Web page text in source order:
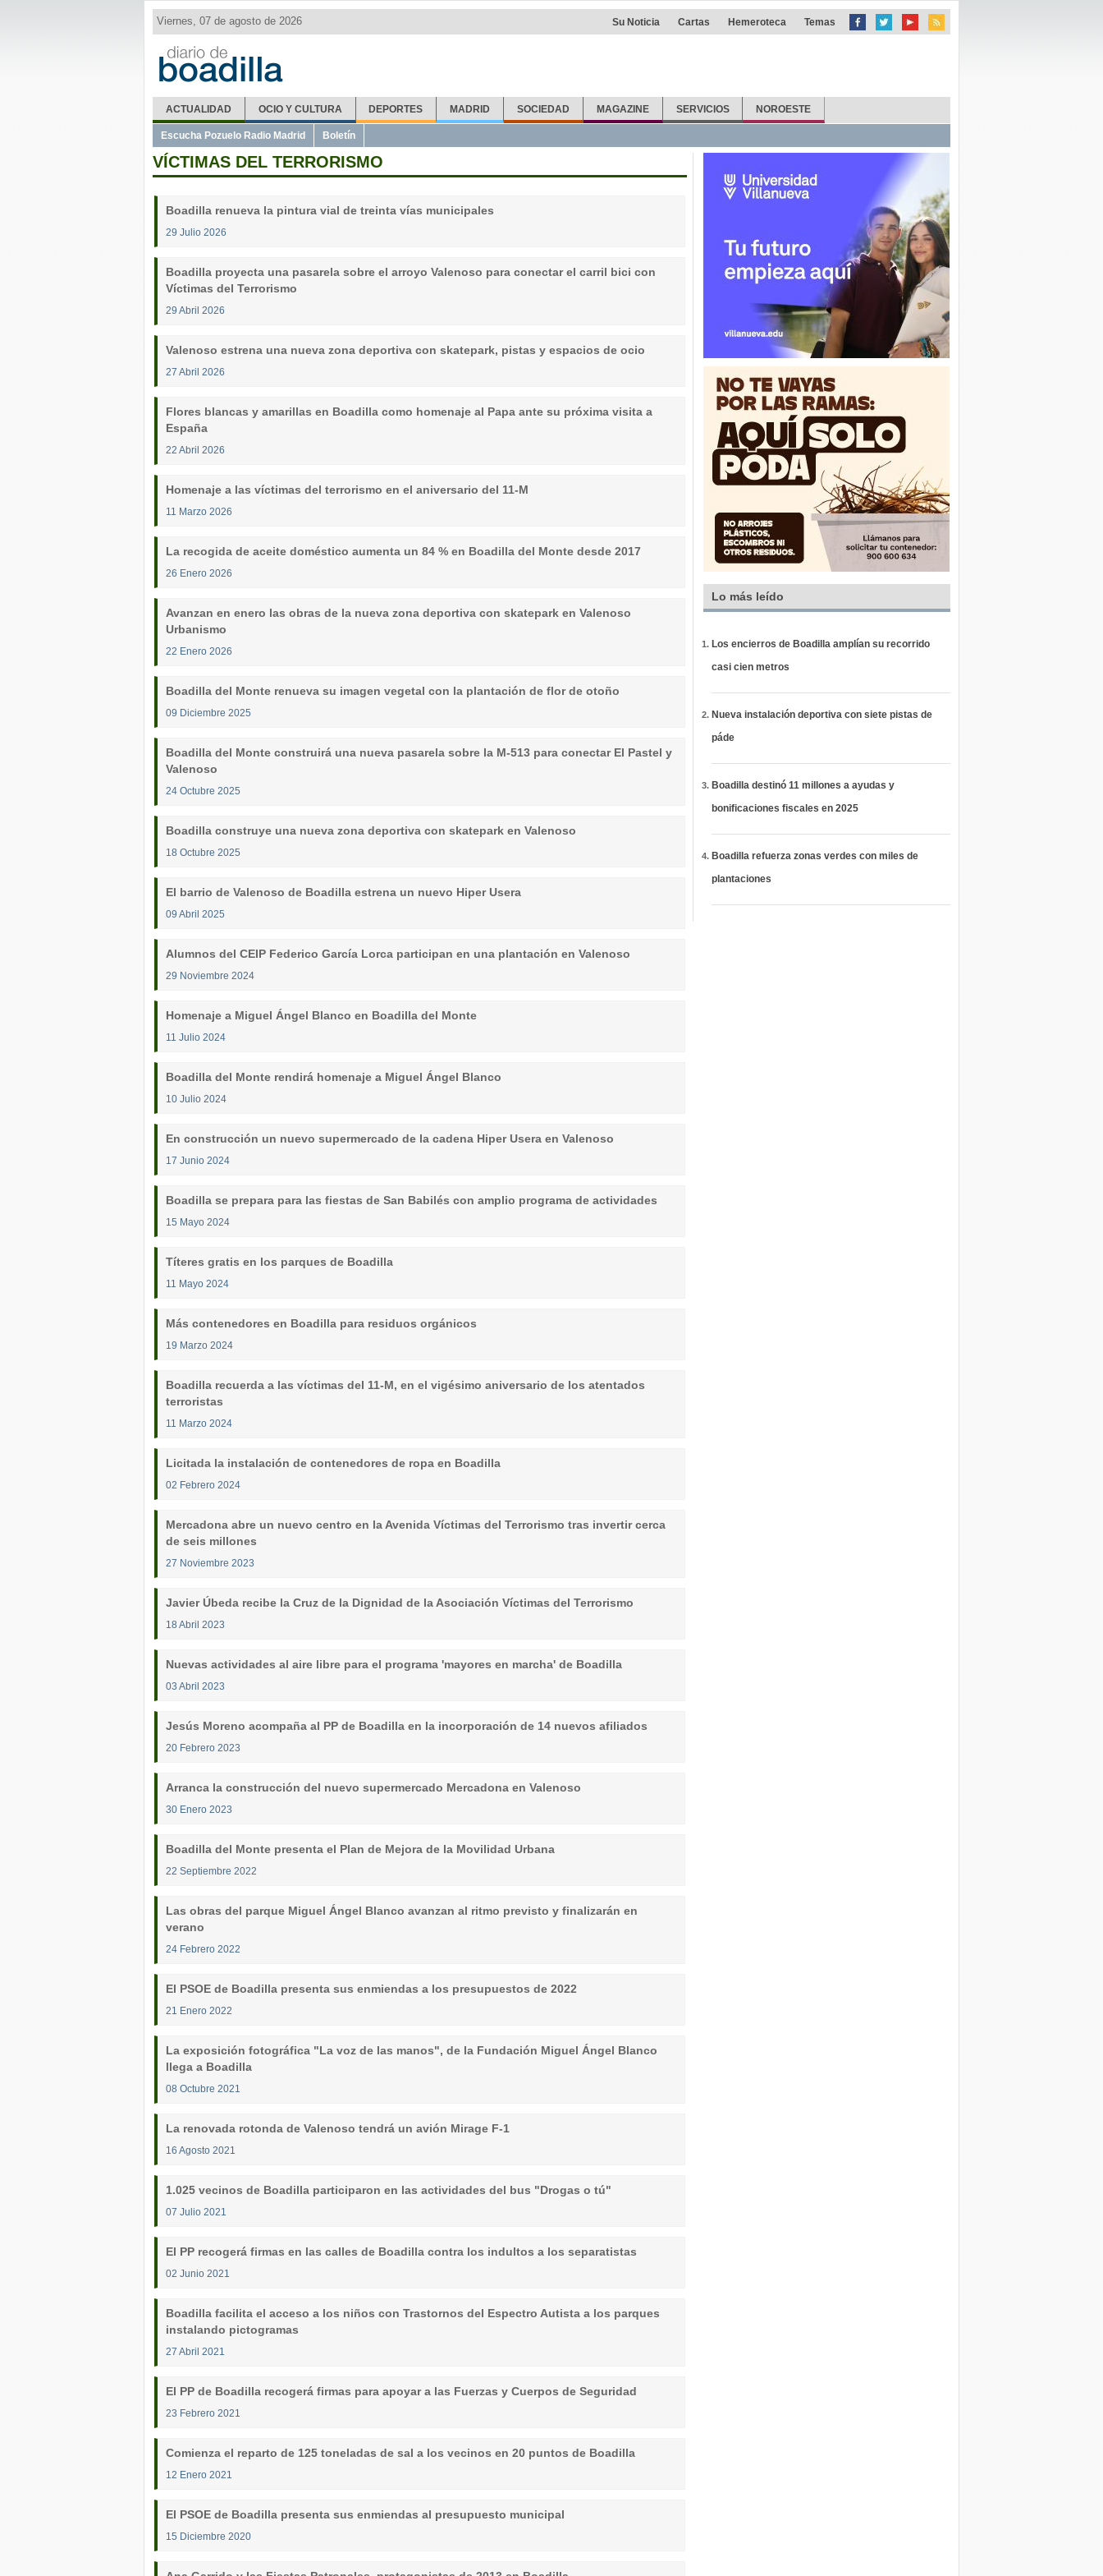
Viernes, 07 de agosto de 2026 Su Noticia Cartas Hemeroteca Temas
ACTUALIDAD OCIO Y CULTURA DEPORTES MADRID SOCIEDAD MAGAZINE SERVICIOS NOROESTE
Escucha Pozuelo Radio Madrid Boletín
VÍCTIMAS DEL TERRORISMO
Boadilla renueva la pintura vial de treinta vías municipales
29 Julio 2026
Boadilla proyecta una pasarela sobre el arroyo Valenoso para conectar el carril bici con
Víctimas del Terrorismo
29 Abril 2026
Valenoso estrena una nueva zona deportiva con skatepark, pistas y espacios de ocio
27 Abril 2026
Flores blancas y amarillas en Boadilla como homenaje al Papa ante su próxima visita a
España
22 Abril 2026
Homenaje a las víctimas del terrorismo en el aniversario del 11-M
11 Marzo 2026
La recogida de aceite doméstico aumenta un 84 % en Boadilla del Monte desde 2017
26 Enero 2026
Avanzan en enero las obras de la nueva zona deportiva con skatepark en Valenoso
Urbanismo
22 Enero 2026
Boadilla del Monte renueva su imagen vegetal con la plantación de flor de otoño
09 Diciembre 2025
Boadilla del Monte construirá una nueva pasarela sobre la M-513 para conectar El Pastel y
Valenoso
24 Octubre 2025
Boadilla construye una nueva zona deportiva con skatepark en Valenoso
18 Octubre 2025
El barrio de Valenoso de Boadilla estrena un nuevo Hiper Usera
09 Abril 2025
Alumnos del CEIP Federico García Lorca participan en una plantación en Valenoso
29 Noviembre 2024
Homenaje a Miguel Ángel Blanco en Boadilla del Monte
11 Julio 2024
Boadilla del Monte rendirá homenaje a Miguel Ángel Blanco
10 Julio 2024
En construcción un nuevo supermercado de la cadena Hiper Usera en Valenoso
17 Junio 2024
Boadilla se prepara para las fiestas de San Babilés con amplio programa de actividades
15 Mayo 2024
Títeres gratis en los parques de Boadilla
11 Mayo 2024
Más contenedores en Boadilla para residuos orgánicos
19 Marzo 2024
Boadilla recuerda a las víctimas del 11-M, en el vigésimo aniversario de los atentados
terroristas
11 Marzo 2024
Licitada la instalación de contenedores de ropa en Boadilla
02 Febrero 2024
Mercadona abre un nuevo centro en la Avenida Víctimas del Terrorismo tras invertir cerca
de seis millones
27 Noviembre 2023
Javier Úbeda recibe la Cruz de la Dignidad de la Asociación Víctimas del Terrorismo
18 Abril 2023
Nuevas actividades al aire libre para el programa 'mayores en marcha' de Boadilla
03 Abril 2023
Jesús Moreno acompaña al PP de Boadilla en la incorporación de 14 nuevos afiliados
20 Febrero 2023
Arranca la construcción del nuevo supermercado Mercadona en Valenoso
30 Enero 2023
Boadilla del Monte presenta el Plan de Mejora de la Movilidad Urbana
22 Septiembre 2022
Las obras del parque Miguel Ángel Blanco avanzan al ritmo previsto y finalizarán en
verano
24 Febrero 2022
El PSOE de Boadilla presenta sus enmiendas a los presupuestos de 2022
21 Enero 2022
La exposición fotográfica "La voz de las manos", de la Fundación Miguel Ángel Blanco
llega a Boadilla
08 Octubre 2021
La renovada rotonda de Valenoso tendrá un avión Mirage F-1
16 Agosto 2021
1.025 vecinos de Boadilla participaron en las actividades del bus "Drogas o tú"
07 Julio 2021
El PP recogerá firmas en las calles de Boadilla contra los indultos a los separatistas
02 Junio 2021
Boadilla facilita el acceso a los niños con Trastornos del Espectro Autista a los parques
instalando pictogramas
27 Abril 2021
El PP de Boadilla recogerá firmas para apoyar a las Fuerzas y Cuerpos de Seguridad
23 Febrero 2021
Comienza el reparto de 125 toneladas de sal a los vecinos en 20 puntos de Boadilla
12 Enero 2021
El PSOE de Boadilla presenta sus enmiendas al presupuesto municipal
15 Diciembre 2020
Lo más leído
Los encierros de Boadilla amplían su recorrido
casi cien metros
Nueva instalación deportiva con siete pistas de
páde
Boadilla destinó 11 millones a ayudas y
bonificaciones fiscales en 2025
Boadilla refuerza zonas verdes con miles de
plantaciones